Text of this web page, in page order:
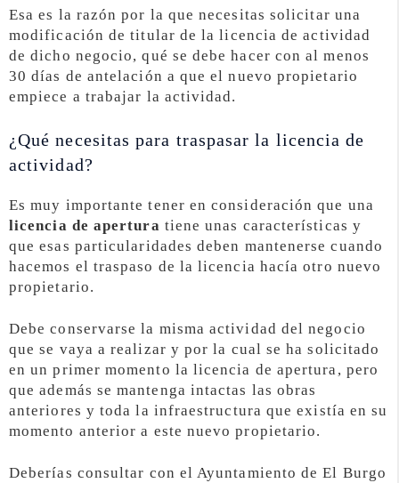
Esa es la razón por la que necesitas solicitar una
modificación de titular de la licencia de actividad
de dicho negocio, qué se debe hacer con al menos
30 días de antelación a que el nuevo propietario
empiece a trabajar la actividad.
¿Qué necesitas para traspasar la licencia de
actividad?
Es muy importante tener en consideración que una
licencia de apertura tiene unas características y
que esas particularidades deben mantenerse cuando
hacemos el traspaso de la licencia hacía otro nuevo
propietario.
Debe conservarse la misma actividad del negocio
que se vaya a realizar y por la cual se ha solicitado
en un primer momento la licencia de apertura, pero
que además se mantenga intactas las obras
anteriores y toda la infraestructura que existía en su
momento anterior a este nuevo propietario.
Deberías consultar con el Ayuntamiento de El Burgo